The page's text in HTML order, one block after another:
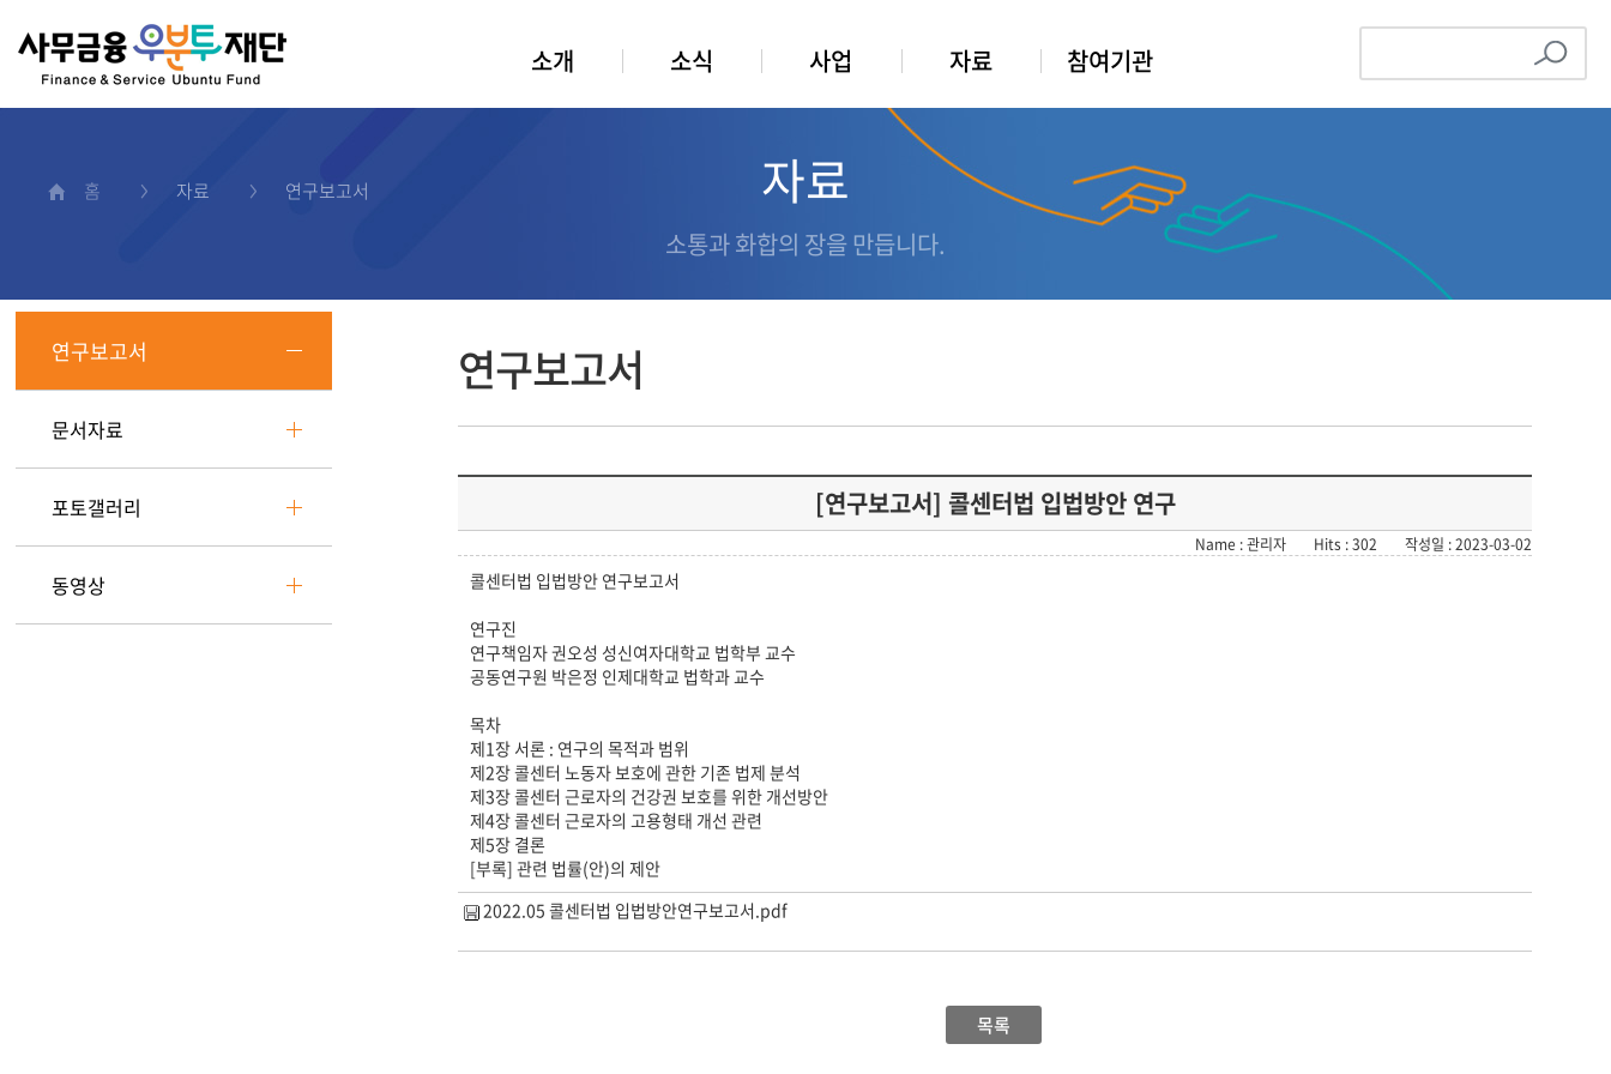
소개 소식 사업 자료 참여기관
자료
소통과 화합의 장을 만듭니다.
홈 자료 연구보고서
연구보고서
문서자료
포토갤러리
동영상
연구보고서
[연구보고서] 콜센터법 입법방안 연구
Name : 관리자 Hits : 302 작성일 : 2023-03-02
콜센터법 입법방안 연구보고서
연구진
연구책임자 권오성 성신여자대학교 법학부 교수
공동연구원 박은정 인제대학교 법학과 교수
목차
제1장 서론 : 연구의 목적과 범위
제2장 콜센터 노동자 보호에 관한 기존 법제 분석
제3장 콜센터 근로자의 건강권 보호를 위한 개선방안
제4장 콜센터 근로자의 고용형태 개선 관련
제5장 결론
[부록] 관련 법률(안)의 제안
2022.05 콜센터법 입법방안연구보고서.pdf
목록